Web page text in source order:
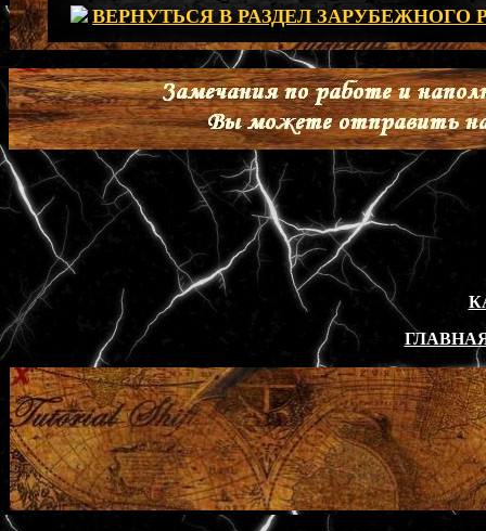
ВЕРНУТЬСЯ В РАЗДЕЛ ЗАРУБЕЖНОГО